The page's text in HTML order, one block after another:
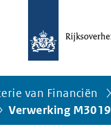
van Financiën
Verwerking M3019